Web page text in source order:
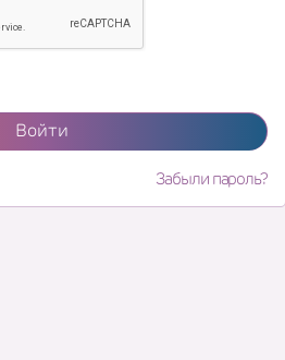
Войти
Забыли пароль?